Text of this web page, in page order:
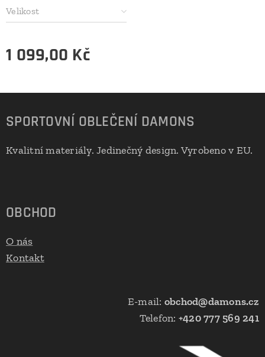
Velikost
1 099,00 Kč
SPORTOVNÍ OBLEČENÍ DAMONS
Kvalitní materiály. Jedinečný design. Vyrobeno v EU.
OBCHOD
O nás
Kontakt
E-mail: obchod@damons.cz
Telefon: +420 777 569 241